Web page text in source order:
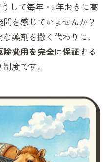
して毎年・5年おきに高
問を感じていませんか？
薬剤を撒く代わりに、
費用を完全に保証する
度です。